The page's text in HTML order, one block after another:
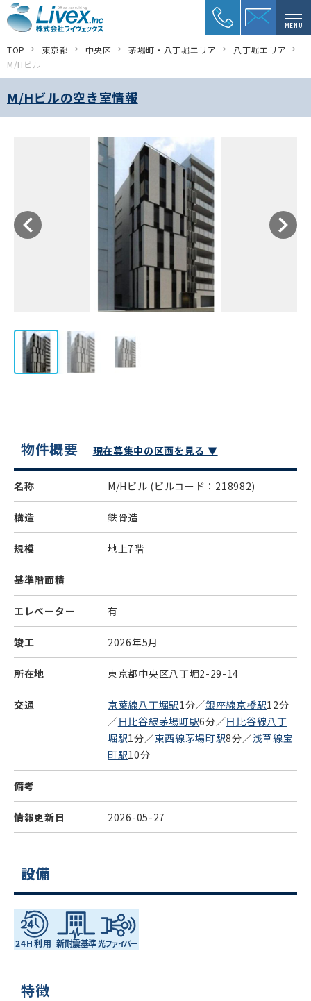
MENU
TOP 東京都 中央区 茅場町・八丁堀エリア
八丁堀エリア
M/Hビル
M/Hビルの空き室情報
物件概要 現在募集中の区画を見る ▼
名称 M/Hビル (ビルコード：218982)
構造 鉄骨造
規模 地上7階
基準階面積
エレベーター 有
竣工 2026年5月
所在地 東京都中央区八丁堀2-29-14
交通 京葉線八丁堀駅1分／銀座線京橋駅12分
／日比谷線茅場町駅6分／日比谷線八丁
堀駅1分／東西線茅場町駅8分／浅草線宝
町駅10分
備考
情報更新日 2026-05-27
設備
特徴